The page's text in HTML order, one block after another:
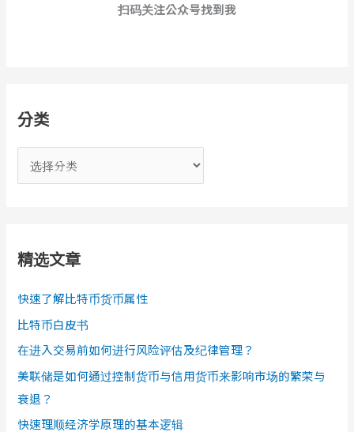
扫码关注公众号找到我
分类
类
精选文章
快速了解比特币货币属性
比特币白皮书
在进入交易前如何进行风险评估及纪律管理？
美联储是如何通过控制货币与信用货币来影响市场的繁荣与
衰退？
快速理顺经济学原理的基本逻辑